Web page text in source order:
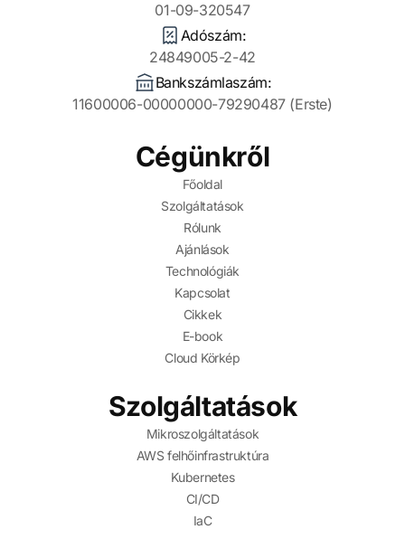
01-09-320547
Adószám:
24849005-2-42
Bankszámlaszám:
11600006-00000000-79290487 (Erste)
Cégünkről
Főoldal
Szolgáltatások
Rólunk
Ajánlások
Technológiák
Kapcsolat
Cikkek
E-book
Cloud Körkép
Szolgáltatások
Mikroszolgáltatások
AWS felhőinfrastruktúra
Kubernetes
CI/CD
IaC